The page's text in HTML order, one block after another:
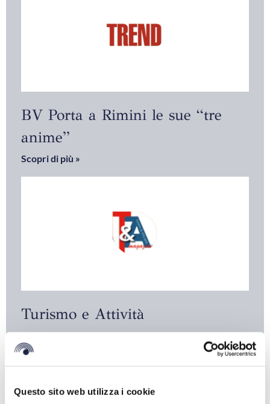
Questo sito web utilizza i cookie
BV Porta a Rimini le sue “tre
anime”
Scopri di più »
Turismo e Attività
Scopri di più »